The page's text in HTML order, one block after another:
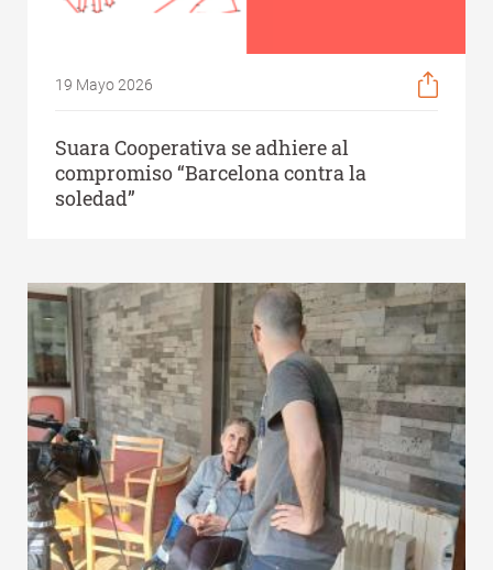
19 Mayo 2026
Suara Cooperativa se adhiere al
compromiso “Barcelona contra la
soledad”